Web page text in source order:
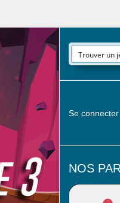
Se connecter
NOS